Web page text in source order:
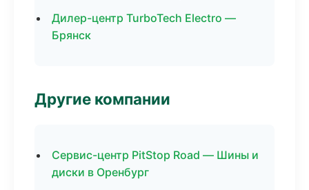
Дилер-центр TurboTech Electro —
Брянск
Другие компании
Сервис-центр PitStop Road — Шины и
диски в Оренбург